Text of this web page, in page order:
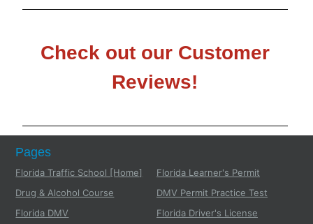
Check out our Customer
Reviews!
Pages
Florida Traffic School [Home]
Florida Learner's Permit
Drug & Alcohol Course
DMV Permit Practice Test
Florida DMV
Florida Driver's License